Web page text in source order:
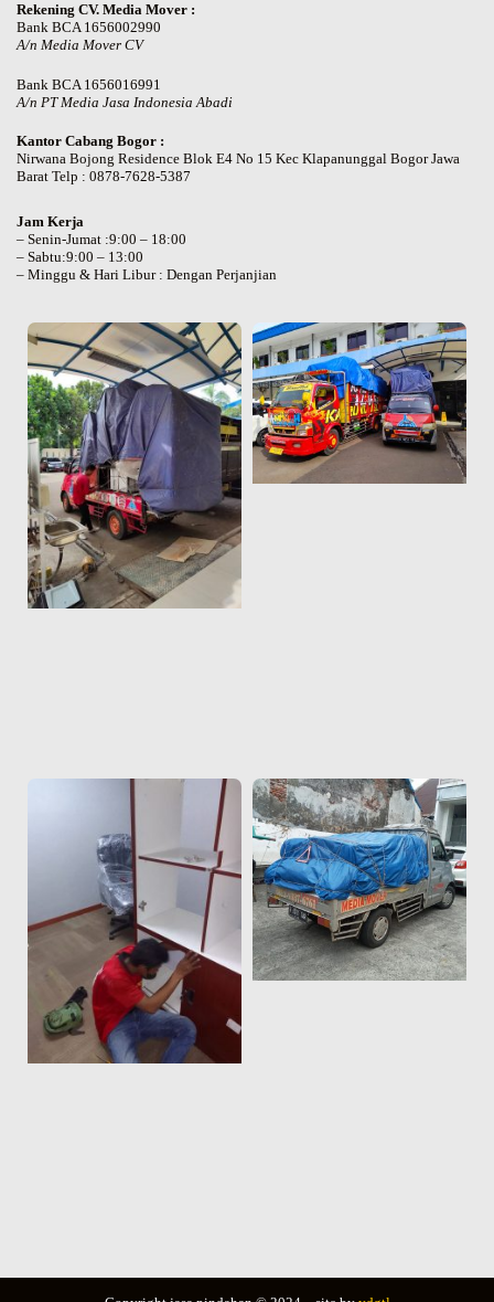
Rekening CV. Media Mover :
Bank BCA 1656002990
A/n Media Mover CV
Bank BCA 1656016991
A/n PT Media Jasa Indonesia Abadi
Kantor Cabang Bogor :
Nirwana Bojong Residence Blok E4 No 15 Kec Klapanunggal Bogor Jawa
Barat Telp : 0878-7628-5387
Jam Kerja
– Senin-Jumat :9:00 – 18:00
– Sabtu:9:00 – 13:00
– Minggu & Hari Libur : Dengan Perjanjian